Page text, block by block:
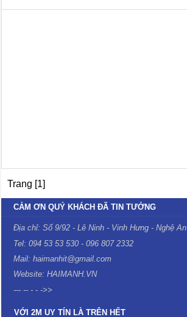
Trang [1]
CẢM ƠN QUÝ KHÁCH ĐÃ TIN TƯỞNG
Địa chỉ: Số 9/92 - Lê Ninh - Vinh Hưng - Nghệ An
Tel: 094 53 53 530 - 096 807 2332
Mail: haimanhit@gmail.com
Website: HAIMANH.VN
--- -- - - ->>
VỚI 2M UY TÍN LÀ TRÊN HẾT